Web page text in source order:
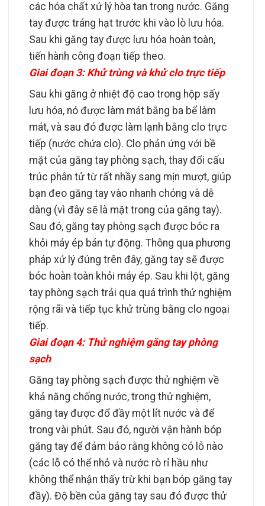
các hóa chất xử lý hòa tan trong nước. Găng
tay được tráng hạt trước khi vào lò lưu hóa.
Sau khi găng tay được lưu hóa hoàn toàn,
tiến hành công đoạn tiếp theo.
Giai đoạn 3: Khử trùng và khử clo trực tiếp
Sau khi găng ở nhiệt độ cao trong hộp sấy
lưu hóa, nó được làm mát bằng ba bể làm
mát, và sau đó được làm lạnh bằng clo trực
tiếp (nước chứa clo). Clo phản ứng với bề
mặt của găng tay phòng sạch, thay đổi cấu
trúc phân tử từ rất nhầy sang mịn mượt, giúp
bạn đeo găng tay vào nhanh chóng và dễ
dàng (vì đây sẽ là mặt trong của găng tay).
Sau đó, găng tay phòng sạch được bóc ra
khỏi máy ép bán tự động. Thông qua phương
pháp xử lý đúng trên đây, găng tay sẽ được
bóc hoàn toàn khỏi máy ép. Sau khi lột, găng
tay phòng sạch trải qua quá trình thử nghiệm
rộng rãi và tiếp tục khử trùng bằng clo ngoại
tiếp.
Giai đoạn 4: Thử nghiệm găng tay phòng
sạch
Găng tay phòng sạch được thử nghiệm về
khả năng chống nước, trong thử nghiệm,
găng tay được đổ đầy một lít nước và để
trong vài phút. Sau đó, người vận hành bóp
găng tay để đảm bảo rằng không có lỗ nào
(các lỗ có thể nhỏ và nước rò rỉ hầu như
không thể nhận thấy trừ khi bạn bóp găng tay
đầy). Độ bền của găng tay sau đó được thử